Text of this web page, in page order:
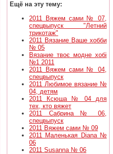
Ещё на эту тему:
2011 Вяжем сами № 07,
спецвыпуск "Летний
трикотаж"
2011 Вязание Ваше хобби
№ 05
Вязание твоє модне хобі
№1 2011
2011 Вяжем сами № 04,
спецвыпуск
2011 Любимое вязание №
04, детям
2011 Ксюша № 04 для
тех, кто вяжет
2011 Сабрина № 06,
спецвыпуск
2011 Вяжем сами № 09
2011 Маленькая Diana №
06
2011 Susanna № 06